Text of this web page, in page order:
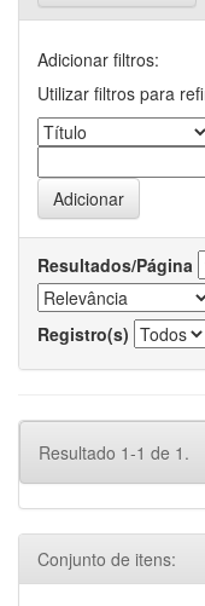
Adicionar filtros:
Utilizar filtros para
Resultados/Página
Registro(s)
Resultado 1-1 de 1.
Conjunto de itens: